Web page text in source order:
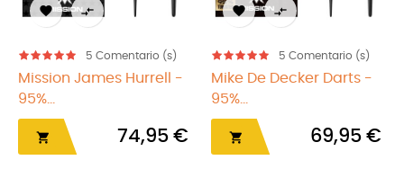
 
5 Comentario (s)
Mission James Hurrell -
95%...
 74,95 €
 
5 Comentario (s)
Mike De Decker Darts -
95%...
 69,95 €